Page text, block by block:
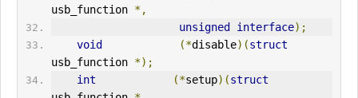
usb_function *,
unsigned
interface);
void
(*disable)(struct
usb_function *);
int
(*setup)(struct